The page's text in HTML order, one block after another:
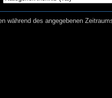
während des angegebenen